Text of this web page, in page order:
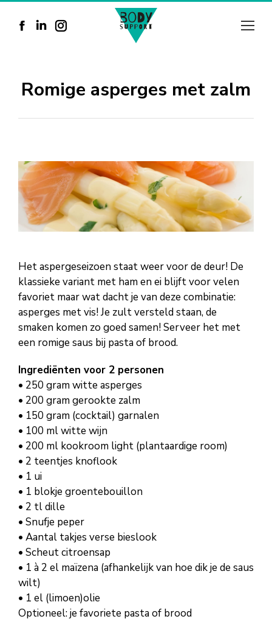
Facebook
in
Linkedin
in
Instagram
in
Romige asperges met zalm
Het aspergeseizoen staat weer voor de deur! De
klassieke variant met ham en ei blijft voor velen
favoriet maar wat dacht je van deze combinatie:
asperges met vis! Je zult versteld staan, de
smaken komen zo goed samen! Serveer het met
een romige saus bij pasta of brood.
Ingrediënten voor 2 personen
• 250 gram witte asperges
• 200 gram gerookte zalm
• 150 gram (cocktail) garnalen
• 100 ml witte wijn
• 200 ml kookroom light (plantaardige room)
• 2 teentjes knoflook
• 1 ui
• 1 blokje groentebouillon
• 2 tl dille
• Snufje peper
• Aantal takjes verse bieslook
• Scheut citroensap
• 1 à 2 el maïzena (afhankelijk van hoe dik je de saus
wilt)
• 1 el (limoen)olie
Optioneel: je favoriete pasta of brood